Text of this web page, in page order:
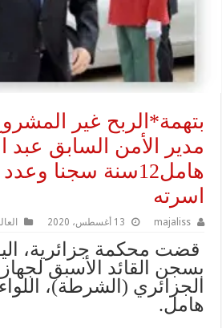
بتهمة*الربح غير
مدير الأمن السابق عبد
هامل12سنة سجنا
اسرته
majaliss 13 أغسطس، 2020
قضت محكمة جزائرية،
بسجن القائد الأسبق
الجزائري (الشرطة)،
هامل.